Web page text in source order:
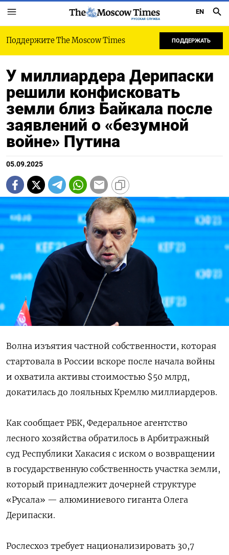
РУССКАЯ СЛУЖБА
EN
Поддержите The Moscow Times ПОДДЕРЖАТЬ
У миллиардера Дерипаски
решили конфисковать
земли близ Байкала после
заявлений о «безумной
войне» Путина
05.09.2025
Волна изъятия частной собственности, которая
стартовала в России вскоре после начала войны
и охватила активы стоимостью $50 млрд,
докатилась до лояльных Кремлю миллиардеров.
Как сообщает РБК, Федеральное агентство
лесного хозяйства обратилось в Арбитражный
суд Республики Хакасия с иском о возвращении
в государственную собственность участка земли,
который принадлежит дочерней структуре
«Русала» — алюминиевого гиганта Олега
Дерипаски.
Рослесхоз требует национализировать 30,7